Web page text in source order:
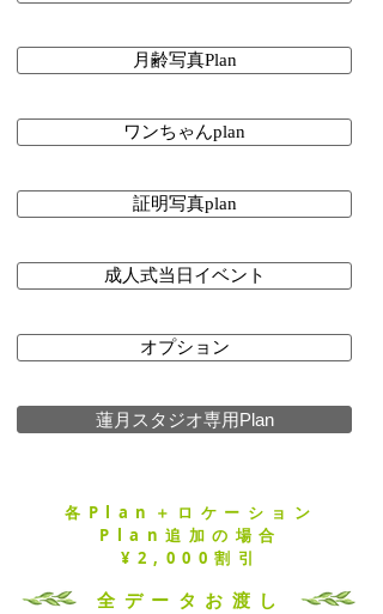
月齢写真Plan
ワンちゃんplan
証明写真plan
成人式当日イベント
オプション
蓮月スタジオ専用Plan
各Plan＋ロケーション
Plan追加の場合
¥2,000割引
全データお渡し